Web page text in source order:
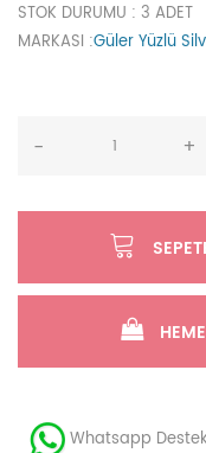
STOK DURUMU : 3 ADET
MARKASI :Güler Yüzlü
- +
Whatsapp Destek